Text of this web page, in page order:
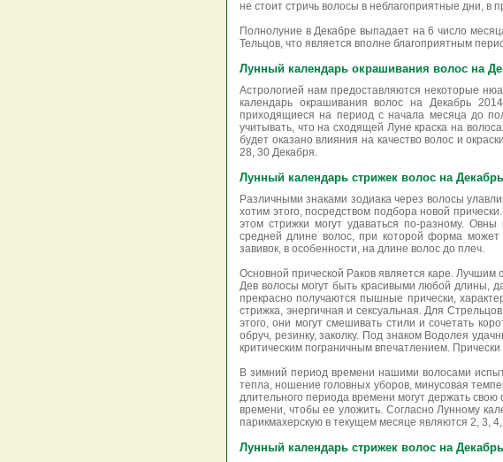
не стоит стричь волосы в неблагоприятные дни, в
Полнолуние в Декабре выпадает на 6 число
Тельцов, что является вполне благоприятным
Лунный календарь окрашивания волос на
Астрологией нам предоставляются некоторые
календарь окрашивания волос на Декабрь
приходящиеся на период с начала месяца до
учитывать, что на сходящей Луне краска на
будет оказано влияния на качество волос и
28, 30 Декабря.
Лунный календарь стрижек волос на
Различными знаками зодиака через волосы
хотим этого, посредством подбора новой
этом стрижки могут удаваться по-разному.
средней длине волос, при которой форма
завивок, в особенности, на длине волос до плеч.
Основной прической Раков является каре. Лучшим
Дев волосы могут быть красивыми любой длины,
прекрасно получаются пышные прически,
стрижка, энергичная и сексуальная. Для
этого, они могут смешивать стили и сочетать
обруч, резинку, заколку. Под знаком Водолея
критическим пограничным впечатлением.
В зимний период времени нашими волосами
тепла, ношение головных уборов, минусовая
длительного периода времени могут держать
времени, чтобы ее уложить. Согласно Лунному
парикмахерскую в текущем месяце являются 2, 3,
Лунный календарь стрижек волос на